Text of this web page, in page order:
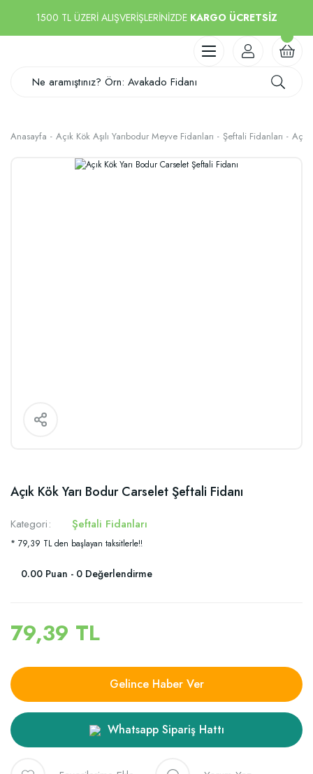
1500 TL ÜZERİ ALIŞVERİŞLERİNİZDE KARGO ÜCRETSİZ
Anasayfa Açık Kök Aşılı Yarıbodur Meyve Fidanları Şeftali Fidanları Açık
Açık Kök Yarı Bodur Carselet Şeftali Fidanı
Kategori Şeftali Fidanları
* 79,39 TL den başlayan taksitlerle!!
0.00 Puan - 0 Değerlendirme
79,39 TL
Gelince Haber Ver
Whatsapp Sipariş Hattı